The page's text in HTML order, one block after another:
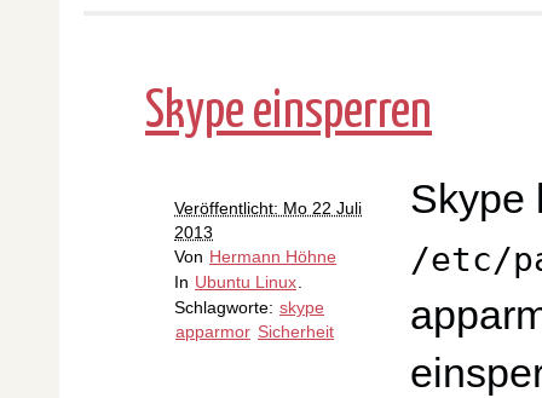
Skype einsperren
Veröffentlicht: Mo 22 Juli
2013
Von Hermann Höhne
In Ubuntu Linux.
Schlagworte: skype
apparmor Sicherheit
Skype
/etc/